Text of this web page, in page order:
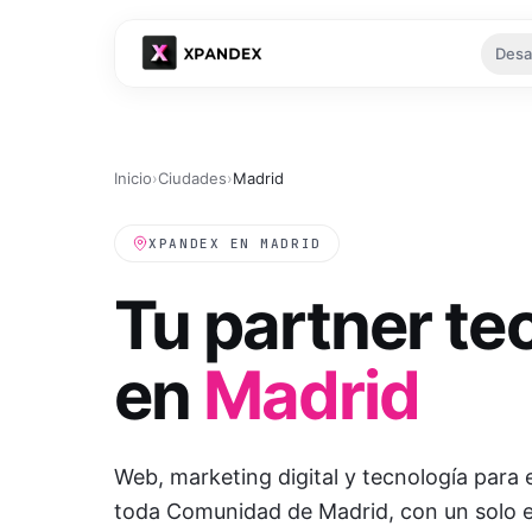
Inicio›Ciudades›Madrid
XPANDEX ENMADRID
Tu partner
en Madrid
Web, marketing digital y tecnología para
toda Comunidad de Madrid, con un solo